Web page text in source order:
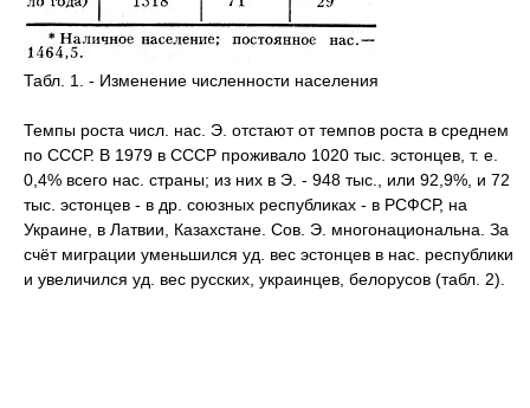
Табл. 1. - Изменение численности населения
Темпы роста числ. нас. Э. отстают от темпов роста в среднем
по СССР. В 1979 в СССР проживало 1020 тыс. эстонцев, т. е.
0,4% всего нас. страны; из них в Э. - 948 тыс., или 92,9%, и 72
тыс. эстонцев - в др. союзных республиках - в РСФСР, на
Украине, в Латвии, Казахстане. Сов. Э. многонациональна. За
счёт миграции уменьшился уд. вес эстонцев в нас. республики
и увеличился уд. вес русских, украинцев, белорусов (табл. 2).